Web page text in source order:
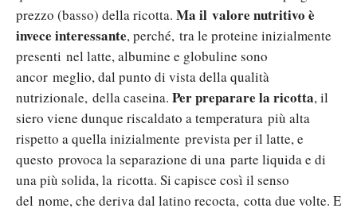
prezzo (basso) della ricotta. Ma il valore nutritivo è
invece interessante, perché, tra le proteine inizialmente
presenti nel latte, albumine e globuline sono
ancor meglio, dal punto di vista della qualità
nutrizionale, della caseina. Per preparare la ricotta, il
siero viene dunque riscaldato a temperatura più alta
rispetto a quella inizialmente prevista per il latte, e
questo provoca la separazione di una parte liquida e di
una più solida, la ricotta. Si capisce così il senso
del nome, che deriva dal latino recocta, cotta due volte. E